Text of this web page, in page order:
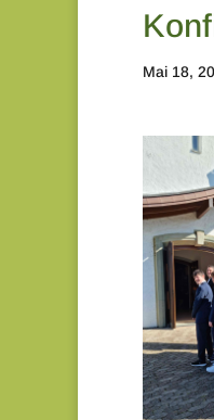
Mai 18,